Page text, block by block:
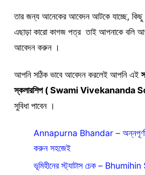
তার জন্য আনেকের আবেদন আটকে যাচ্ছে, কিছু
এছাড়া কারো কাগজ পত্র তাই আপনাকে বলি
আবেদন করুন ।
আপনি সঠিক ভাবে আবেদন করলেই আপনি এই
স্কলারশিপ ( Swami Vivekananda
সুবিধা পাবেন ।
Annapurna Bhandar – অন্নপূর্ণা
করুন সহজেই
ভূমিহীনের স্ট্যাটাস চেক –